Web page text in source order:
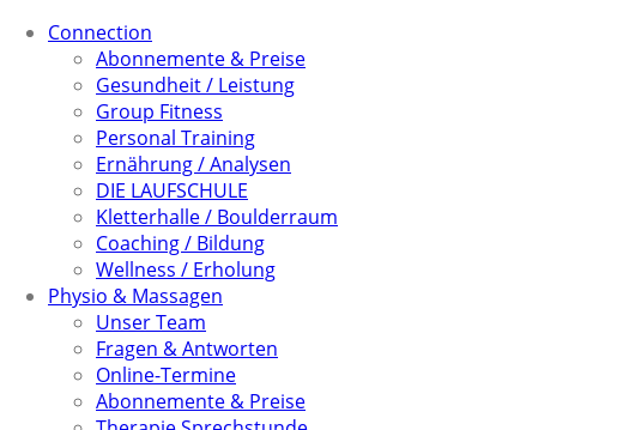
Connection
Abonnemente & Preise
Gesundheit / Leistung
Group Fitness
Personal Training
Ernährung / Analysen
DIE LAUFSCHULE
Kletterhalle / Boulderraum
Coaching / Bildung
Wellness / Erholung
Physio & Massagen
Unser Team
Fragen & Antworten
Online-Termine
Abonnemente & Preise